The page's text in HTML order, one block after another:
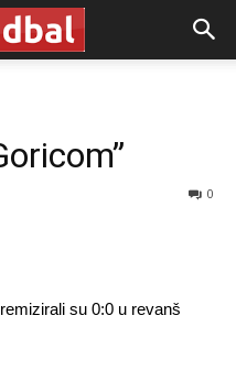
0
su 0:0 u revanš